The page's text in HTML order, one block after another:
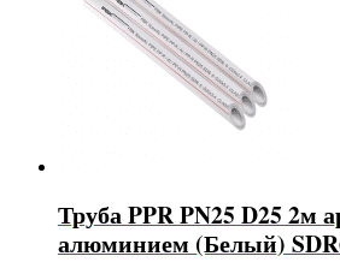
Труба PPR PN25 D25 2м
алюминием (Белый)